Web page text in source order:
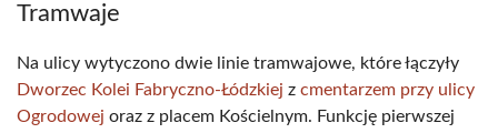
Tramwaje
Na ulicy wytyczono dwie linie tramwajowe, które łączyły
Dworzec Kolei Fabryczno-Łódzkiej z cmentarzem przy ulicy
Ogrodowej oraz z placem Kościelnym. Funkcję pierwszej